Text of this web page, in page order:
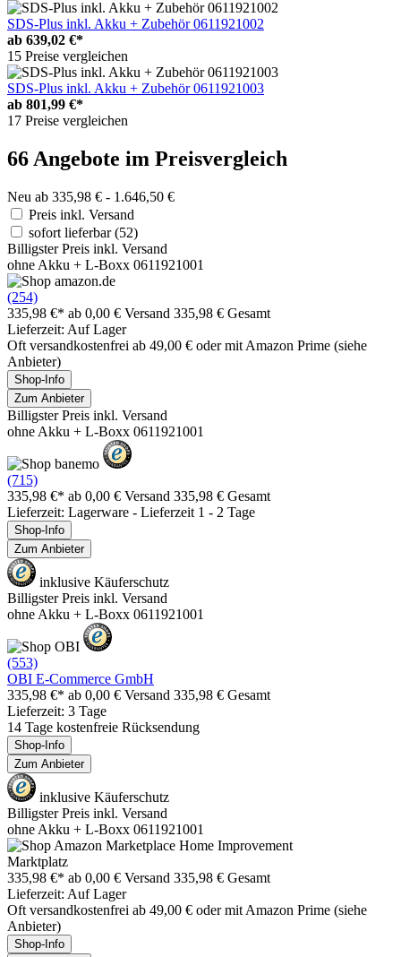
SDS-Plus inkl. Akku + Zubehör 0611921002
ab 639,02 €*
15 Preise vergleichen
SDS-Plus inkl. Akku + Zubehör 0611921003
ab 801,99 €*
17 Preise vergleichen
66 Angebote im Preisvergleich
Neu ab 335,98 € - 1.646,50 €
Preis inkl. Versand
sofort lieferbar(52)
Billigster Preis inkl. Versand
ohne Akku + L-Boxx 0611921001
(254)
335,98 €* ab 0,00 € Versand 335,98 € Gesamt
Lieferzeit: Auf Lager
Oft versandkostenfrei ab 49,00 € oder mit Amazon Prime (siehe
Anbieter)
Shop-Info
Zum Anbieter
Billigster Preis inkl. Versand
ohne Akku + L-Boxx 0611921001
(715)
335,98 €* ab 0,00 € Versand 335,98 € Gesamt
Lieferzeit: Lagerware - Lieferzeit 1 - 2 Tage
Shop-Info
Zum Anbieter
inklusive Käuferschutz
Billigster Preis inkl. Versand
ohne Akku + L-Boxx 0611921001
(553)
OBI E-Commerce GmbH
335,98 €* ab 0,00 € Versand 335,98 € Gesamt
Lieferzeit: 3 Tage
14 Tage kostenfreie Rücksendung
Shop-Info
Zum Anbieter
inklusive Käuferschutz
Billigster Preis inkl. Versand
ohne Akku + L-Boxx 0611921001
Marktplatz
335,98 €* ab 0,00 € Versand 335,98 € Gesamt
Lieferzeit: Auf Lager
Oft versandkostenfrei ab 49,00 € oder mit Amazon Prime (siehe
Anbieter)
Shop-Info